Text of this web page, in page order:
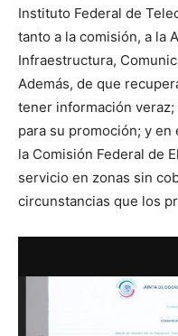
Instituto Federal de
tanto a la comisión, a la
Infraestructura,
Además, de que
tener información
para su promoción; y
la Comisión Federal de
servicio en zonas sin
circunstancias que los